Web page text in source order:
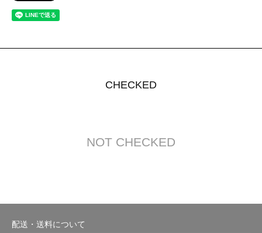
CHECKED
NOT CHECKED
配送・送料について